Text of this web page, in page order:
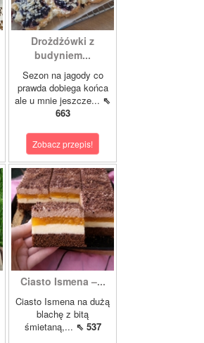
Drożdżówki z
budyniem...
Sezon na jagody co
prawda dobiega końca
ale u mnie jeszcze... ⇖
663
Zobacz przepis!
Ciasto Ismena –...
Ciasto Ismena na dużą
blachę z bitą
śmietaną,... ⇖ 537